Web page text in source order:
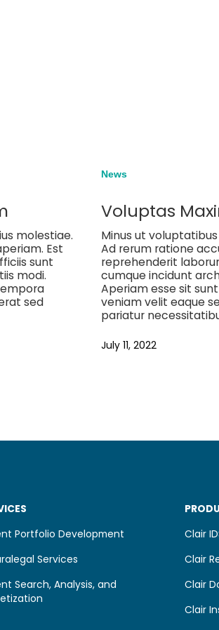
molestiae.
Est
sunt
modi.
sed
News
Voluptas
Minus ut
Ad rerum ratione
reprehenderit
cumque incidunt
Aperiam esse sit
veniam velit eaque
pariatur
July 11, 2022
Portfolio Development
Services
Search, Analysis, and
Clair
Clair
Clair
Clair